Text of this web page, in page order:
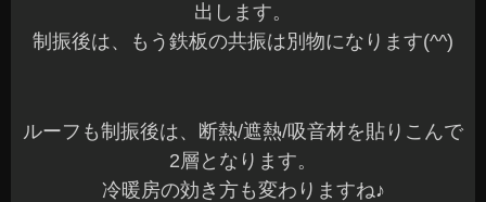
出します。
制振後は、もう鉄板の共振は別物になります(^^)
ルーフも制振後は、断熱/遮熱/吸音材を貼りこんで
2層となります。
冷暖房の効き方も変わりますね♪